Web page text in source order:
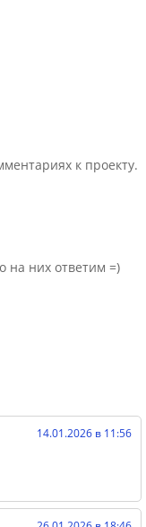
к проекту.
на них ответим =)
14.01.2026 в 11:56